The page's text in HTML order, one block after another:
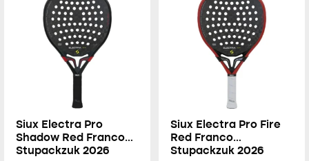
Siux Electra Pro
Shadow Red Franco
Stupackzuk 2026
Siux Electra Pro Fire
Red Franco
Stupackzuk 2026